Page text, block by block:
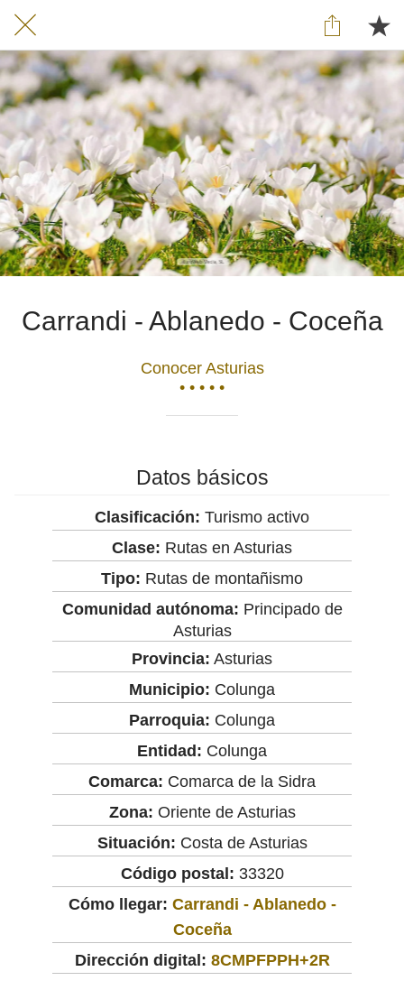
Carrandi - Ablanedo - Coceña
Conocer Asturias
• • • • •
Datos básicos
Clasificación: Turismo activo
Clase: Rutas en Asturias
Tipo: Rutas de montañismo
Comunidad autónoma: Principado de
Asturias
Provincia: Asturias
Municipio: Colunga
Parroquia: Colunga
Entidad: Colunga
Comarca: Comarca de la Sidra
Zona: Oriente de Asturias
Situación: Costa de Asturias
Código postal: 33320
Cómo llegar: Carrandi - Ablanedo -
Coceña
Dirección digital: 8CMPFPPH+2R